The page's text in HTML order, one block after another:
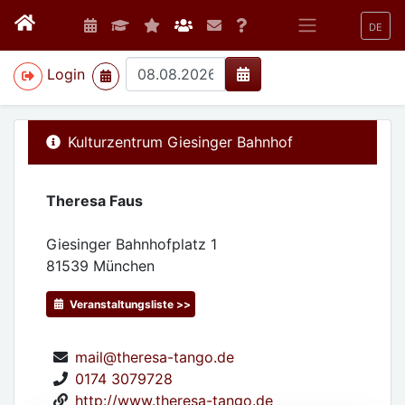
DE
Login
>
Kulturzentrum Giesinger Bahnhof
Theresa Faus
Giesinger Bahnhofplatz 1
81539 München
Veranstaltungsliste >>
mail@theresa-tango.de
0174 3079728
http://www.theresa-tango.de